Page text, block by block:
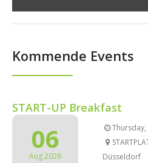
Kommende Events
START-UP Breakfast
06
Aug 2026
Thursday,
Düsseldorf